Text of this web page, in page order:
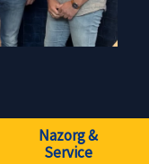
Nazorg &
Service